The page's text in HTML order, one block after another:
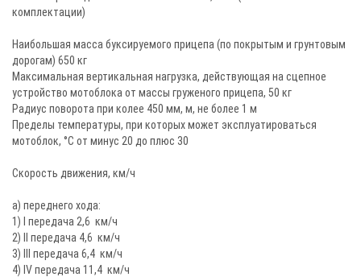
комплектации)
Наибольшая масса буксируемого прицепа (по покрытым и грунтовым
дорогам) 650 кг
Максимальная вертикальная нагрузка, действующая на сцепное
устройство мотоблока от массы груженого прицепа, 50 кг
Радиус поворота при колее 450 мм, м, не более 1 м
Пределы температуры, при которых может эксплуатироваться
мотоблок, °С от минус 20 до плюс 30
Скорость движения, км/ч
а) переднего хода:
1) I передача 2,6 км/ч
2) II передача 4,6 км/ч
3) III передача 6,4 км/ч
4) IV передача 11,4 км/ч